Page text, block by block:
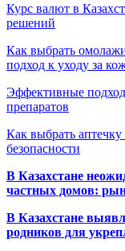
Курс валют в
решений
Как выбрать
подход к уходу за
Эффективные
препаратов
Как выбрать
безопасности
В Казахстане
частных домов:
В Казахстане
родников для